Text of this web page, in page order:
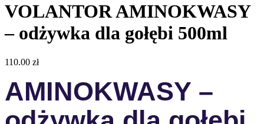
VOLANTOR AMINOKWASY
– odżywka dla gołębi 500ml
110.00 zł
AMINOKWASY –